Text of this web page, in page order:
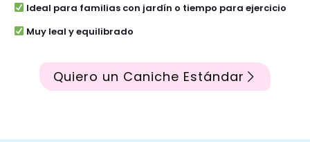
Ideal para familias con jardín o tiempo para ejercicio
Muy leal y equilibrado
Quiero un Caniche Estándar